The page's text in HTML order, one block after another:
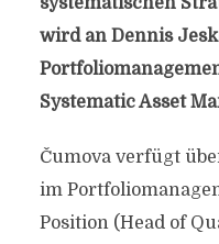
wird an Dennis
Systematic Asset
Čumova verfügt
im
Position (Head of